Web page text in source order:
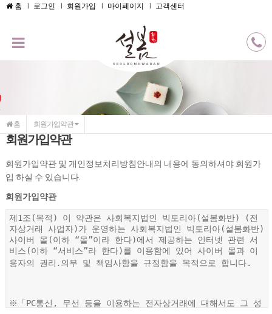
메인콘텐츠 바로가기
홈 로그인 회원가입 마이페이지 고객센터
홈 회원가입약관
회원가입약관
회원가입약관 및 개인정보처리방침안내의 내용에 동의하셔야 회원가
입 하실 수 있습니다.
회원가입약관